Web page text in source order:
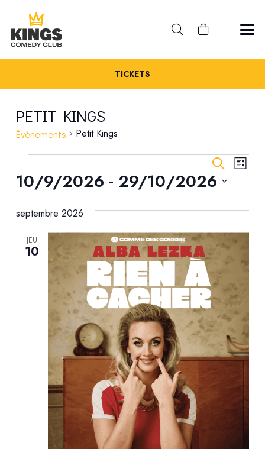
TICKETS
PETIT KINGS
Évènements Petit Kings
ÉVÈNEMENTS
ET
DE
Recherche
Liste
10/9/2026 - 29/10/2026
une
septembre 2026
JEU
10